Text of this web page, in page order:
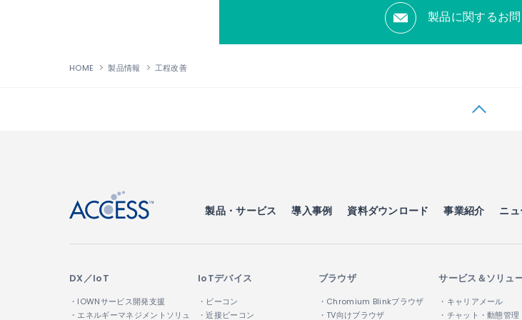
製品に関するお
HOME 製品情報 工程改善
製品・サービス 導入事例 資料ダウンロード 事業紹介 ニ
DX／IoT
・IOWNサービス開発支援
・エネルギーマネジメントソリュ
IoTデバイス
・ビーコン
・近接ビーコン
ブラウザ
・Chromium Blinkブラウザ
・TV向けブラウザ
サービス＆ソリュ
・キャリアメール
・チャット・動態管理